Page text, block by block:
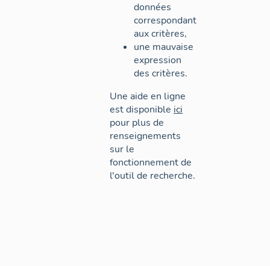
données
correspondant
aux critères,
une mauvaise
expression
des critères.
Une aide en ligne
est disponible ici
pour plus de
renseignements
sur le
fonctionnement de
l'outil de recherche.